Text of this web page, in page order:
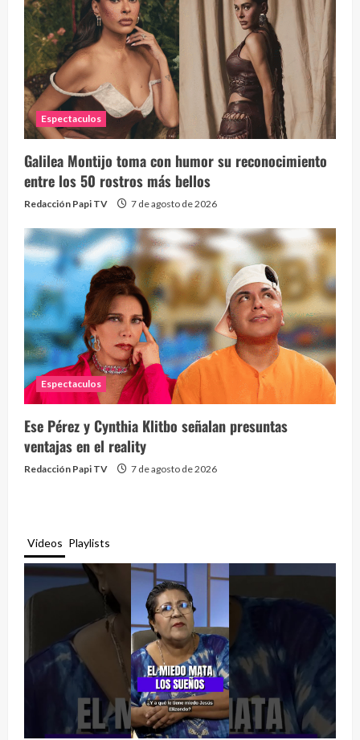
Espectaculos
Galilea Montijo toma con humor su reconocimiento
entre los 50 rostros más bellos
Redacción Papi TV 7 de agosto de 2026
Espectaculos
Ese Pérez y Cynthia Klitbo señalan presuntas
ventajas en el reality
Redacción Papi TV 7 de agosto de 2026
Videos Playlists